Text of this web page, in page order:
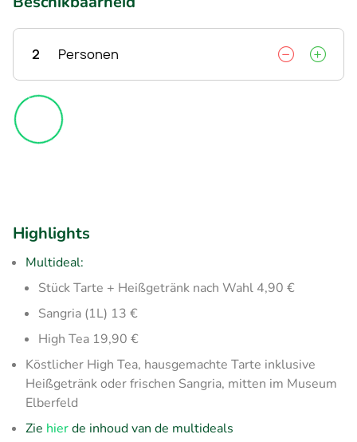
2 Personen
Highlights
Multideal:
Stück Tarte + Heißgetränk nach Wahl 4,90 €
Sangria (1L) 13 €
High Tea 19,90 €
Köstlicher High Tea, hausgemachte Tarte inklusive
Heißgetränk oder frischen Sangria, mitten im Museum
Elberfeld
Zie hierde inhoud van de multideals